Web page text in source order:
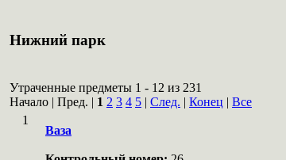
Нижний парк
Утраченные предметы 1 - 12 из 231
Начало | Пред. | 1 2 3 4 5 | След. | Конец | Все
1
Ваза